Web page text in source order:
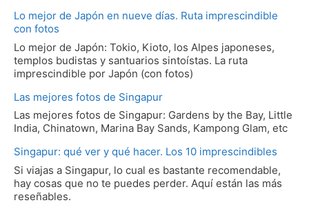
Lo mejor de Japón en nueve días. Ruta imprescindible
con fotos
Lo mejor de Japón: Tokio, Kioto, los Alpes japoneses,
templos budistas y santuarios sintoístas. La ruta
imprescindible por Japón (con fotos)
Las mejores fotos de Singapur
Las mejores fotos de Singapur: Gardens by the Bay, Little
India, Chinatown, Marina Bay Sands, Kampong Glam, etc
Singapur: qué ver y qué hacer. Los 10 imprescindibles
Si viajas a Singapur, lo cual es bastante recomendable,
hay cosas que no te puedes perder. Aquí están las más
reseñables.